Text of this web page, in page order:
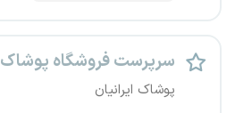
سرپرست فروشگاه پوشاک
پوشاک ایرانیان